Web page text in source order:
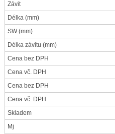
Závit
Délka (mm)
SW(mm)
Délka závitu (mm)
Cena bez DPH
Cena vč. DPH
Cena bez DPH
Cena vč. DPH
Skladem
Mj